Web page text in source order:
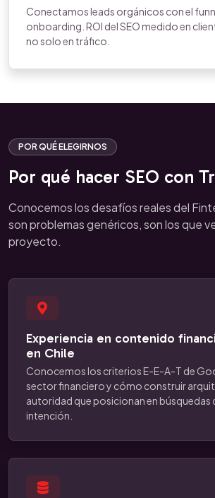
Conectamos leads orgánicos con el
onboarding. ROI del SEO medido en
no solo en tráfico.
POR QUÉ ELEGIRNOS
Por qué hacer SEO con
Conocemos los desafíos reales del
son problemas genéricos, son los que
proyecto.
Experiencia en contenido
en Chile
Conocemos los criterios E-E-A-T de
sector financiero y cómo construir
autoridad que posicionan en búsquedas
intención.